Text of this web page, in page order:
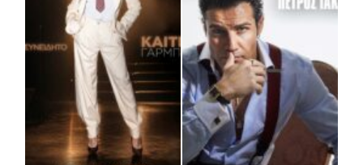
Καίτη Γαρμπή
–
«Υποσυνείδητο»
Πέτρος
Ιακωβίδης –
«Έτσι Έχει
Μάθει»